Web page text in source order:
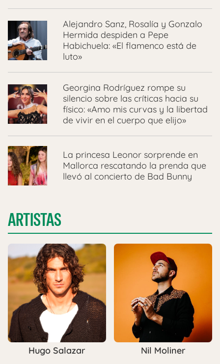
Alejandro Sanz, Rosalía y Gonzalo
Hermida despiden a Pepe
Habichuela: «El flamenco está de
luto»
Georgina Rodríguez rompe su
silencio sobre las críticas hacia su
físico: «Amo mis curvas y la libertad
de vivir en el cuerpo que elijo»
La princesa Leonor sorprende en
Mallorca rescatando la prenda que
llevó al concierto de Bad Bunny
ARTISTAS
Hugo Salazar Nil Moliner